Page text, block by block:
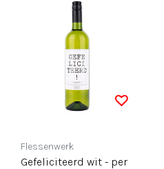
Flessenwerk
Gefeliciteerd wit - per